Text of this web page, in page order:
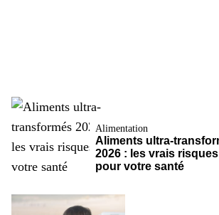
Alimentation
Aliments ultra-
2026 : les vrais risques
pour votre santé